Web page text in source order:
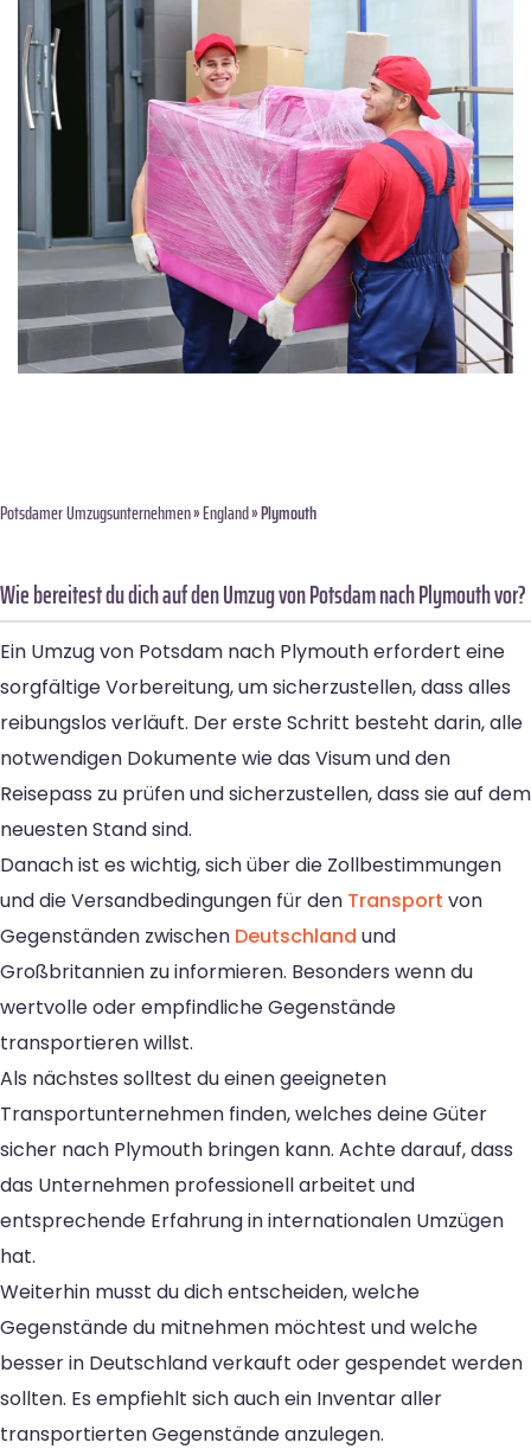
Potsdamer Umzugsunternehmen»England» Plymouth
Wie bereitest du dich auf den Umzug von Potsdam nach Plymouth vor?
Ein Umzug von Potsdam nach Plymouth erfordert eine
sorgfältige Vorbereitung, um sicherzustellen, dass alles
reibungslos verläuft. Der erste Schritt besteht darin, alle
notwendigen Dokumente wie das Visum und den
Reisepass zu prüfen und sicherzustellen, dass sie auf dem
neuesten Stand sind.
Danach ist es wichtig, sich über die Zollbestimmungen
und die Versandbedingungen für den Transport von
Gegenständen zwischen Deutschland und
Großbritannien zu informieren. Besonders wenn du
wertvolle oder empfindliche Gegenstände
transportieren willst.
Als nächstes solltest du einen geeigneten
Transportunternehmen finden, welches deine Güter
sicher nach Plymouth bringen kann. Achte darauf, dass
das Unternehmen professionell arbeitet und
entsprechende Erfahrung in internationalen Umzügen
hat.
Weiterhin musst du dich entscheiden, welche
Gegenstände du mitnehmen möchtest und welche
besser in Deutschland verkauft oder gespendet werden
sollten. Es empfiehlt sich auch ein Inventar aller
transportierten Gegenstände anzulegen.